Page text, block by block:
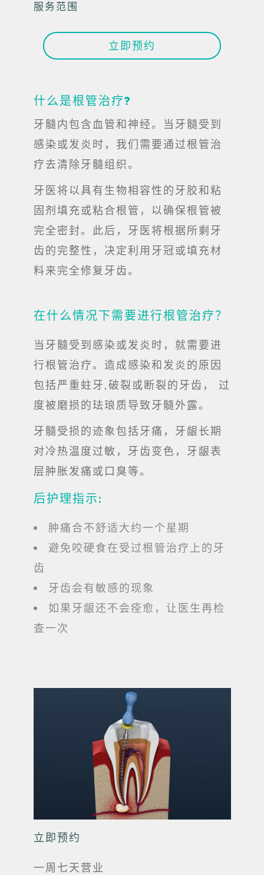
服务范围
立即预约
什么是根管治疗?
牙髓内包含血管和神经。当牙髓受到
感染或发炎时，我们需要通过根管治
疗去清除牙髓组织。
牙医将以具有生物相容性的牙胶和粘
固剂填充或粘合根管，以确保根管被
完全密封。此后，牙医将根据所剩牙
齿的完整性，决定利用牙冠或填充材
料来完全修复牙齿。
在什么情况下需要进行根管治疗？
当牙髓受到感染或发炎时，就需要进
行根管治疗。造成感染和发炎的原因
包括严重蛀牙,破裂或断裂的牙齿， 过
度被磨损的珐琅质导致牙髓外露。
牙髓受损的迹象包括牙痛，牙龈长期
对冷热温度过敏，牙齿变色，牙龈表
层肿胀发痛或口臭等。
后护理指示:
肿痛合不舒适大约一个星期
避免咬硬食在受过根管治疗上的牙
齿
牙齿会有敏感的现象
如果牙龈还不会痊愈，让医生再检
查一次
立即预约
一周七天营业